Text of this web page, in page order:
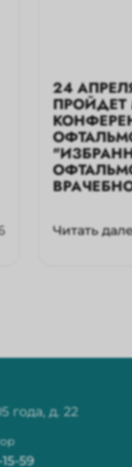
24
Читать
года, д. 22
59